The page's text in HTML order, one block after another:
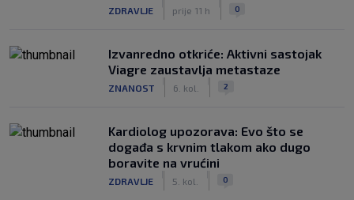
ZDRAVLJE prije 11 h 0
Izvanredno otkriće: Aktivni sastojak
Viagre zaustavlja metastaze
ZNANOST 6. kol. 2
Kardiolog upozorava: Evo što se
događa s krvnim tlakom ako dugo
boravite na vrućini
ZDRAVLJE 5. kol. 0